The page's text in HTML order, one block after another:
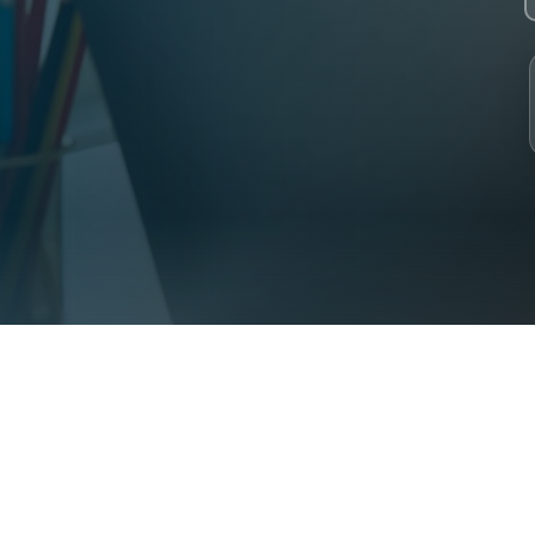
30+ specialist Syrian teachers. 2000+ students from